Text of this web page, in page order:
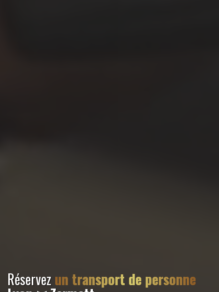
Réservezun transport de personne